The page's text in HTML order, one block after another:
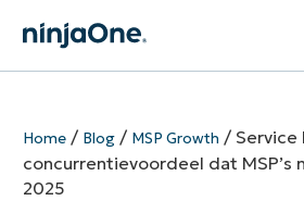
Home/ Blog/ MSP Growth / Service
concurrentievoordeel dat MSP’s
2025